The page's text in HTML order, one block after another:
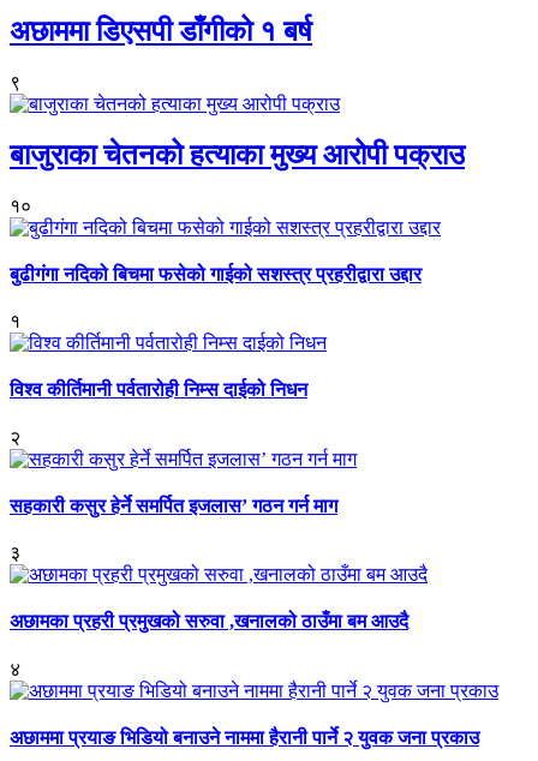
अछाममा डिएसपी डाँगीको १ बर्ष
९
बाजुराका चेतनको हत्याका मुख्य आरोपी पक्राउ
१०
बुढीगंगा नदिको बिचमा फसेको गाईको सशस्त्र प्रहरीद्वारा उद्दार
१
विश्व कीर्तिमानी पर्वतारोही निम्स दाईको निधन
२
सहकारी कसुर हेर्ने समर्पित इजलास’ गठन गर्न माग
३
अछामका प्रहरी प्रमुखको सरुवा ,खनालको ठाउँमा बम आउदै
४
अछाममा प्रयाङ भिडियो बनाउने नाममा हैरानी पार्ने २ युवक जना प्रकाउ